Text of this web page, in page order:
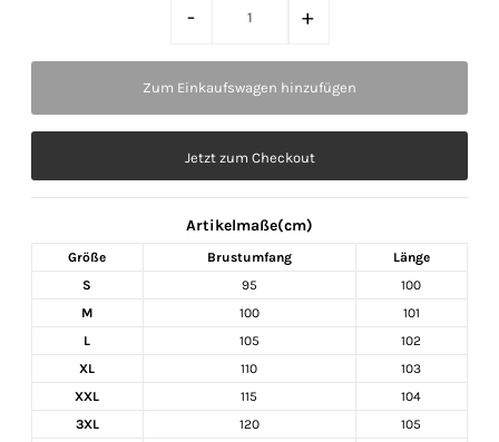
- +
Jetzt zum Checkout
Artikelmaße(cm)
Größe Brustumfang
Länge
S
95
100
M
100
101
L
105
102
XL
110
103
XXL
115
104
3XL
120
105